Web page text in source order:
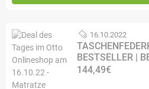
16.10.2022
BESTSELLER |
144,49€